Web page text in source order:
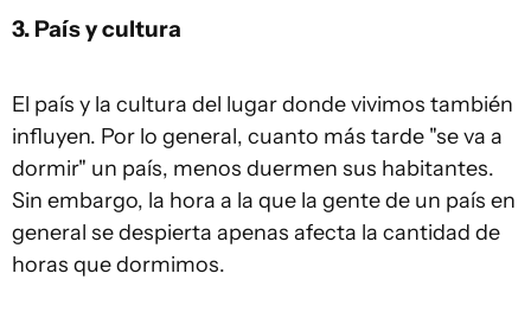
3. País y cultura
El país y la cultura del lugar donde vivimos también
influyen. Por lo general, cuanto más tarde "se va a
dormir" un país, menos duermen sus habitantes.
Sin embargo, la hora a la que la gente de un país en
general se despierta apenas afecta la cantidad de
horas que dormimos.